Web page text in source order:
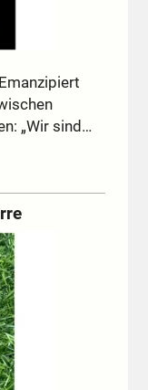
„Wir sind…